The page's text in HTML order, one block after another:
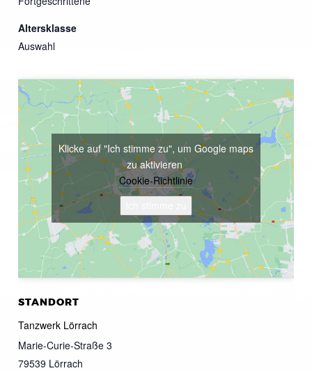
Altersklasse
Auswahl
STANDORT
Tanzwerk Lörrach
Marie-Curie-Straße 3
79539 Lörrach
Klicke auf "Ich stimme zu", um Google maps
zu aktivieren
Cookie-Richtlinie